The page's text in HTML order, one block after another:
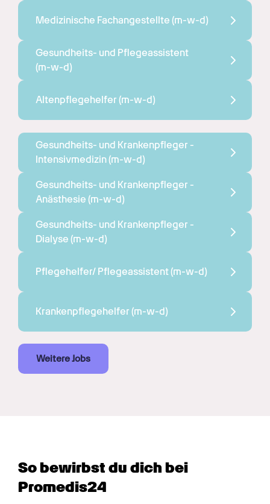
Medizinische Fachangestellte (m-w-d)
(m-w-d)
Altenpflegehelfer (m-w-d)
Gesundheits- und Krankenpfleger -
Intensivmedizin (m-w-d)
Gesundheits- und Krankenpfleger -
Anästhesie (m-w-d)
Gesundheits- und Krankenpfleger -
Dialyse (m-w-d)
Pflegehelfer/ Pflegeassistent (m-w-d)
Krankenpflegehelfer (m-w-d)
Weitere Jobs
So bewirbst du dich bei
Promedis24